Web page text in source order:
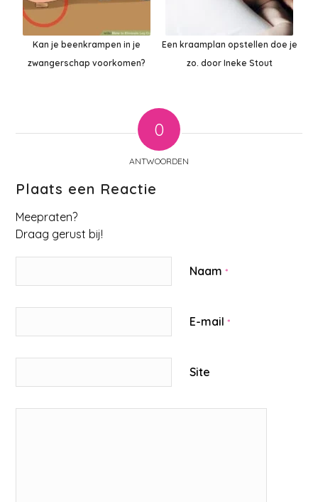
Kan je beenkrampen in je
zwangerschap voorkomen?
Een kraamplan opstellen doe je
zo. door Ineke Stout
0
ANTWOORDEN
Plaats een Reactie
Meepraten?
Draag gerust bij!
Naam*
E-mail*
Site